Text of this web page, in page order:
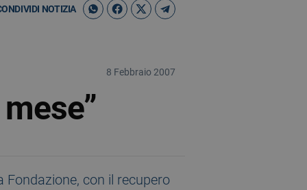
NOTIZIA
8 Febbraio 2007
Fondazione, con il recupero